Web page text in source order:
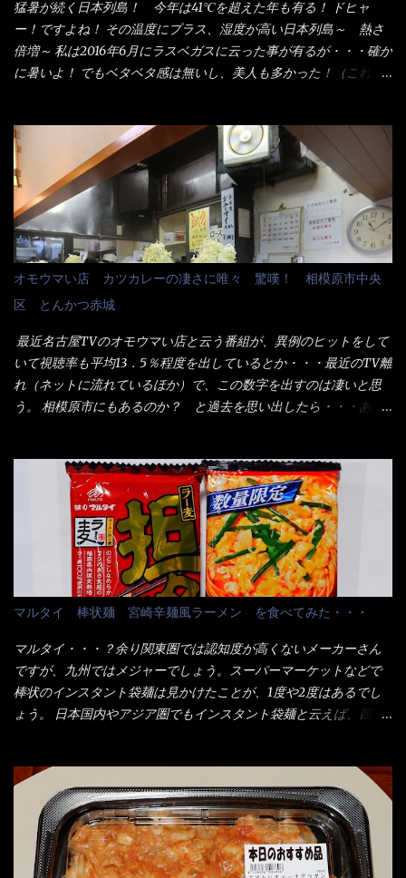
た顔『湯なし？』（これだ全く理解していないな） すると茹で方
の若い女性店員が『いい！いい！！』とオッサンを向こうへやっ
た。 でサッサと、木桶を用意してうどんだけ入れて出して来まし
た。 な～るほど、この事か・・・ で今日の2021年後半1回目のサ
＞サイズを食べられるか？である。 前回も、大しか食べていない
からね、得がどれくらいの満腹度になるのか？ この得サイズの木
桶は、銭湯で使う洗い桶サイズだなぁ～ この木桶サイズに、満々
と湯が注がれていたら食べ進むうちに、麺が伸びてしまうだろ
う。 これなら茹で上がった直後のままで、食べ進められるじゃな
いか！ 別皿で、葱と天かすを満タンに用意して、山葵も2つ。 そ
れに湯が無い利点として、汁が薄まらない！ これだよ、こ
れ！！ 湯があると、うどんと共に汁の方へ湯までも入ってしま
う。つまりラーメンの麺にスープが絡む現象ですな。 結局、伸び
しました。 腹イッパイだけど、得サイズは全てお腹の中へ収まっ
たし満足達成度100％ 苦しいと云う事も無いな！ まだ鶏天1個位
は入りそうだね。 と云う事で、今回＜釜揚げうどんの湯無し＞を
試したら、確...
猛暑が続く日本列島！ 今年は41℃を超えた年も有る！ ドヒャ
ー！ですよね！ その温度にプラス、湿度が高い日本列島～ 熱さ
倍増～ 私は2016年6月にラスベガスに云った事が有るが・・・確か
に暑いよ！ でもベタベタ感は無いし、美人も多かった！（これは
中元は、丁度お盆の夏場に日頃お世話になっている方への＜ご挨
拶＞としての贈り物の習慣です。 今では、大分廃れてしまってい
るかと・・・小生もお中元やお歳暮など送った事は無い！（キッ
パリ） まぁ～この慣習が残っているのは、官公庁や超大手企業戦
士（昇進目的）などの世界でしょう。 要は、ゴマスリ・・・てな
感じかな。 丸亀製麺と云えば、大阪誕生→全国区（北海道と沖縄
は？）へ広がった、讃岐饂飩チェーン店大手といっても過言では
無いでしょう。 各店舗で、毎日饂飩を打っているので饂飩好きの
方には店舗に寄って違う！と云う人も居るらしい・・ そんな大手
讃岐饂飩チェーン店と関係があるのか？ 箱詰め乾麺！ このパッ
ケージからすれば、間違いなく贈答用目的でしょう。 そんな贈答
用箱詰め饂飩・・・またもやメガドンキで発見し購入！ 中身は、
この様な状態です。 乾麺の束が6束／一パックになっており、それ
1280円と云った感じです。 で私は幾らで、メガドンキでゲットし
たかって？ それは非常に言いづらい・・・色々と各方面へ忖度し
て、激安だったとだけ申し上げましょう。 早速1袋を大釜で茹で～
ハイ、約15分ほど茹で上げた状態です。 当家には、高齢者がいる
ので少し柔らかく・・・ 茹で上がった饂飩は、お店の饂飩に比べ
＜細い＞です。 どちらかと云えば、稲庭饂飩的な太さですね。 さ
てこれを、どの様に食べるか？ 長葱無かったので、玉葱を刻んで
八王子ラーメン風月見つけうどん！ 冷やし釜あげうどん～です。
汁つゆと長葱に山葵です。 これでツルツル～と頂きました。 良い
じゃないか～...
オモウマい店 カツカレーの凄さに唯々 驚嘆！ 相模原市中央
区 とんかつ赤城
最近名古屋TVのオモウマい店と云う番組が、異例のヒットをして
いて視聴率も平均13．5％程度を出しているとか・・・最近のTV離
れ（ネットに流れているほか）で、この数字を出すのは凄いと思
う。 相模原市にもあるのか？ と過去を思い出したら・・・あっ
当している。 まずはこれを見て欲しい！ カウンターに置かれた＜
お皿＞である。 直ぐに気づいたでしょう！ 何かキャベツが山じ
ゃないか！？ ハイ、山です。 これが標準なのです。 普通のとん
かつ屋のキャベツと比べたら、10人前ほどあるか？ 値段的には、
メイン（主流は1,000超）＋定食セット350円程と値段的には、そ
れ程では安い訳でも無いが、客足が絶えない人気店である。 そん
なメニューのなかで、リーズナブルで頂ける＜映え＞るメニュー
が＜カツカレー＞だ！ これです。 当時1,000円税込だった
が・・・今も変わらないと思うけど・・・ これが出てくると、カ
ウンター中からOH～と声が飛ぶ！ 写真は、キャベツ少なめでお願
いしています。 皿のサイズは、直径30cmほどあります。 そこに
ドカ盛のキャベツと御飯にカレーがかかっています。 カレーは辛
ンとした厚さのあるトンカツです。 それも揚げたての熱々です。
これを難なく完食出来なければ、漢では無い！と云っても過言で
はないだろう。 この他も、兎に角ボリューム満点で＜薄カツ＞と
呼ばれるメニューは、トンカツが2枚重ねて出てくるだ！ 1枚が薄
いから、2枚乗せにしたらしいけど・・・
マルタイ 棒状麺 宮崎辛麺風ラーメン を食べてみた・・・
マルタイ・・・？余り関東圏では認知度が高くないメーカーさん
ですが、九州ではメジャーでしょう。スーパーマーケットなどで
棒状のインスタント袋麺は見かけたことが、1度や2度はあるでし
ょう。 日本国内やアジア圏でもインスタント袋麺と云えば、四角
イ棒状ラーメンを、OKストアで見かけ思わず手に取って買い物篭
へ 坦々まぜそばと＜数量限定＞宮崎辛麺風ラーメン オーッといき
なり私の胃袋をグサッと・・・・ 棒状インスタントラーメンの
デビューが決まりました。 か・ら・め・ん・辛麺！ 宮崎辛麺は
チャルメラや日清からも出されている、辛口のラーメンじゃ